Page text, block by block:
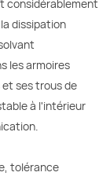
considérablement
dissipation
les armoires
ses trous de
à l'intérieur
tolérance